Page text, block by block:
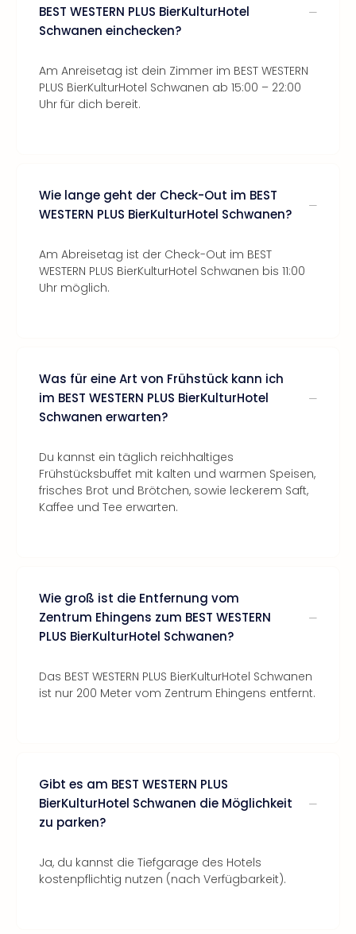
BEST WESTERN PLUS BierKulturHotel
Schwanen einchecken?
Am Anreisetag ist dein Zimmer im BEST WESTERN
PLUS BierKulturHotel Schwanen ab 15:00 – 22:00
Uhr für dich bereit.
Wie lange geht der Check-Out im BEST
WESTERN PLUS BierKulturHotel Schwanen?
Am Abreisetag ist der Check-Out im BEST
WESTERN PLUS BierKulturHotel Schwanen bis 11:00
Uhr möglich.
Was für eine Art von Frühstück kann ich
im BEST WESTERN PLUS BierKulturHotel
Schwanen erwarten?
Du kannst ein täglich reichhaltiges
Frühstücksbuffet mit kalten und warmen Speisen,
frisches Brot und Brötchen, sowie leckerem Saft,
Kaffee und Tee erwarten.
Wie groß ist die Entfernung vom
Zentrum Ehingens zum BEST WESTERN
PLUS BierKulturHotel Schwanen?
Das BEST WESTERN PLUS BierKulturHotel Schwanen
ist nur 200 Meter vom Zentrum Ehingens entfernt.
Gibt es am BEST WESTERN PLUS
BierKulturHotel Schwanen die Möglichkeit
zu parken?
Ja, du kannst die Tiefgarage des Hotels
kostenpflichtig nutzen (nach Verfügbarkeit).